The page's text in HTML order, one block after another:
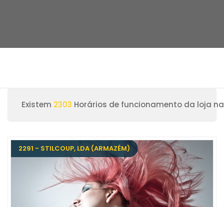
Existem 2303 Horários de funcionamento da loja
2291 - STILCOUP, LDA (ARMAZÉM)